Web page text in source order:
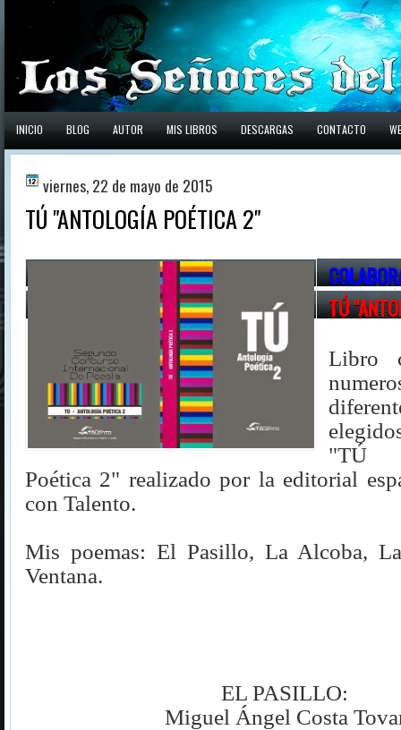
INICIO BLOG AUTOR MIS LIBROS DESCARGAS CONTACTO
viernes, 22 de mayo de 2015
TÚ "ANTOLOGÍA POÉTICA 2"
TÚ
Libro
"TÚ
Poética 2" realizado por la editorial
con Talento.
Mis poemas: El Pasillo, La Alcoba,
Ventana.
EL PASILLO:
Miguel Ángel Costa